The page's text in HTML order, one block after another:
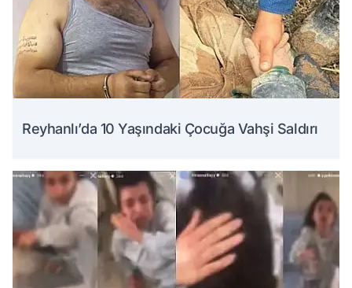
Reyhanlı’da 10 Yaşındaki Çocuğa Vahşi Saldırı